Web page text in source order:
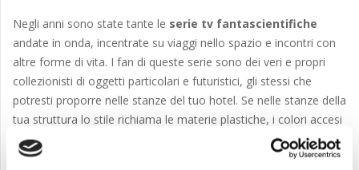
Negli anni sono state tante le serie tv fantascientifiche
andate in onda, incentrate su viaggi nello spazio e incontri con
altre forme di vita. I fan di queste serie sono dei veri e propri
collezionisti di oggetti particolari e futuristici, gli stessi che
potresti proporre nelle stanze del tuo hotel. Se nelle stanze della
tua struttura lo stile richiama le materie plastiche, i colori accesi
e il design minimalista, potresti arricchirle con dei dettagli che
rimandano ad una serie in particolare. Anche in questo caso: